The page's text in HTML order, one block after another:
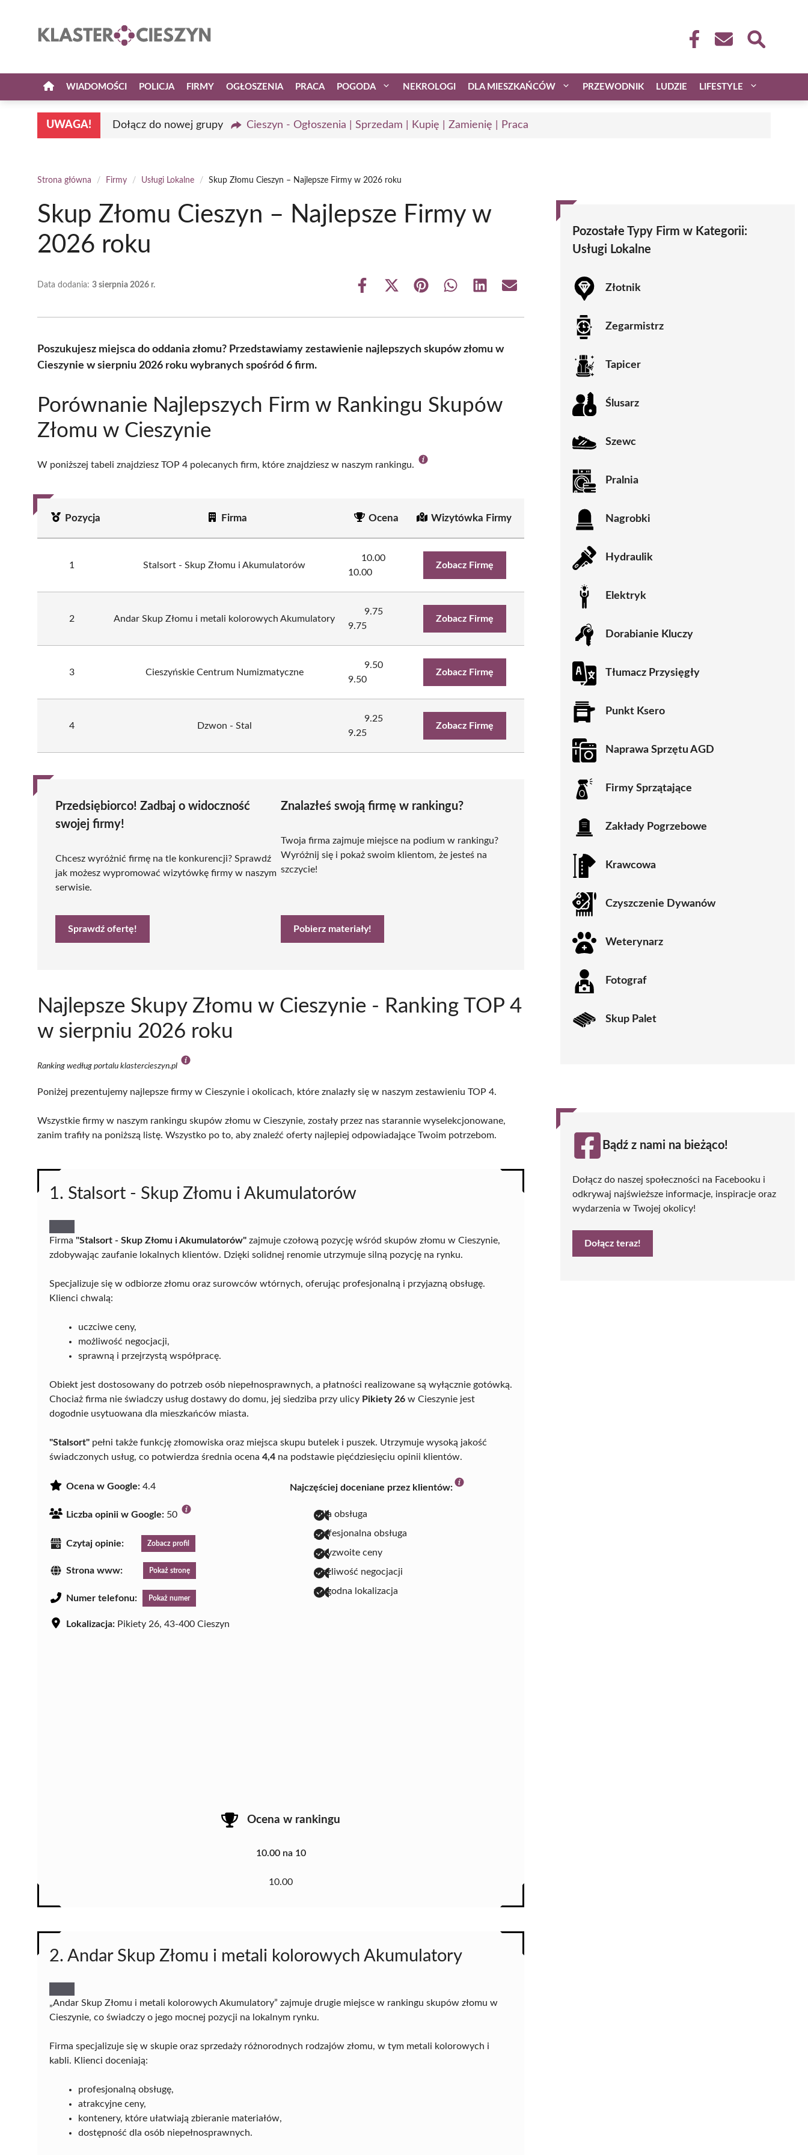
WIADOMOŚCI POLICJA FIRMY OGŁOSZENIA PRACA POGODA NEKROLOGI DLA MIESZKAŃCÓW PRZEWODNIK LUDZIE LIFESTYLE
UWAGA! Dołącz do nowej grupy Cieszyn - Ogłoszenia | Sprzedam | Kupię | Zamienię | Praca
Strona główna / Firmy / Usługi Lokalne / Skup Złomu Cieszyn – Najlepsze Firmy w 2026 roku
Skup Złomu Cieszyn – Najlepsze Firmy w
2026 roku
Data dodania: 3 sierpnia 2026 r.
Share
Share
(Twitter)
Share Share Share Share
Poszukujesz miejsca do oddania złomu? Przedstawiamy zestawienie najlepszych skupów złomu w
Cieszynie w sierpniu 2026 roku wybranych spośród 6 firm.
Porównanie Najlepszych Firm w Rankingu Skupów
Złomu w Cieszynie
W poniższej tabeli znajdziesz TOP 4 polecanych firm, które znajdziesz w naszym rankingu.
Pozycja Firma Ocena Wizytówka Firmy
1 Stalsort - Skup Złomu i Akumulatorów
10.00
10.00
Zobacz Firmę
2 Andar Skup Złomu i metali kolorowych Akumulatory
9.75
9.75
Zobacz Firmę
3 Cieszyńskie Centrum Numizmatyczne
9.50
9.50
Zobacz Firmę
4 Dzwon - Stal
9.25
9.25
Zobacz Firmę
Przedsiębiorco! Zadbaj o widoczność
swojej firmy!
Chcesz wyróżnić firmę na tle konkurencji? Sprawdź
jak możesz wypromować wizytówkę firmy w naszym
serwisie.
Sprawdź ofertę!
Znalazłeś swoją firmę w rankingu?
Twoja firma zajmuje miejsce na podium w rankingu?
Wyróżnij się i pokaż swoim klientom, że jesteś na
szczycie!
Pobierz materiały!
Najlepsze Skupy Złomu w Cieszynie - Ranking TOP 4
w sierpniu 2026 roku
Ranking według portalu klastercieszyn.pl
Poniżej prezentujemy najlepsze firmy w Cieszynie i okolicach, które znalazły się w naszym zestawieniu TOP 4.
Wszystkie firmy w naszym rankingu skupów złomu w Cieszynie, zostały przez nas starannie wyselekcjonowane,
zanim trafiły na poniższą listę. Wszystko po to, aby znaleźć oferty najlepiej odpowiadające Twoim potrzebom.
1. Stalsort - Skup Złomu i Akumulatorów
Firma "Stalsort - Skup Złomu i Akumulatorów" zajmuje czołową pozycję wśród skupów złomu w Cieszynie,
zdobywając zaufanie lokalnych klientów. Dzięki solidnej renomie utrzymuje silną pozycję na rynku.
Specjalizuje się w odbiorze złomu oraz surowców wtórnych, oferując profesjonalną i przyjazną obsługę.
Klienci chwalą:
uczciwe ceny,
możliwość negocjacji,
sprawną i przejrzystą współpracę.
Obiekt jest dostosowany do potrzeb osób niepełnosprawnych, a płatności realizowane są wyłącznie gotówką.
Chociaż firma nie świadczy usług dostawy do domu, jej siedziba przy ulicy Pikiety 26 w Cieszynie jest
dogodnie usytuowana dla mieszkańców miasta.
"Stalsort" pełni także funkcję złomowiska oraz miejsca skupu butelek i puszek. Utrzymuje wysoką jakość
świadczonych usług, co potwierdza średnia ocena 4,4 na podstawie pięćdziesięciu opinii klientów.
Ocena w Google: 4.4
Liczba opinii w Google: 50
Czytaj opinie: Zobacz profil
Strona www: Pokaż stronę
Numer telefonu: Pokaż numer
Lokalizacja: Pikiety 26, 43-400 Cieszyn
Najczęściej doceniane przez klientów:
miła obsługa
profesjonalna obsługa
przyzwoite ceny
możliwość negocjacji
wygodna lokalizacja
Ocena w rankingu
10.00 na 10
10.00
2. Andar Skup Złomu i metali kolorowych Akumulatory
„Andar Skup Złomu i metali kolorowych Akumulatory” zajmuje drugie miejsce w rankingu skupów złomu w
Cieszynie, co świadczy o jego mocnej pozycji na lokalnym rynku.
Firma specjalizuje się w skupie oraz sprzedaży różnorodnych rodzajów złomu, w tym metali kolorowych i
kabli. Klienci doceniają:
profesjonalną obsługę,
atrakcyjne ceny,
kontenery, które ułatwiają zbieranie materiałów,
dostępność dla osób niepełnosprawnych.
Pozostałe Typy Firm w Kategorii:
Usługi Lokalne
Złotnik
Zegarmistrz
Tapicer
Ślusarz
Szewc
Pralnia
Nagrobki
Hydraulik
Elektryk
Dorabianie Kluczy
Tłumacz Przysięgły
Punkt Ksero
Naprawa Sprzętu AGD
Firmy Sprzątające
Zakłady Pogrzebowe
Krawcowa
Czyszczenie Dywanów
Weterynarz
Fotograf
Skup Palet
Bądź z nami na bieżąco!
Dołącz do naszej społeczności na Facebooku i
odkrywaj najświeższe informacje, inspiracje oraz
wydarzenia w Twojej okolicy!
Dołącz teraz!